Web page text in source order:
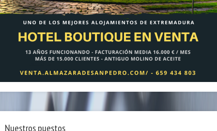
Nuestros puestos